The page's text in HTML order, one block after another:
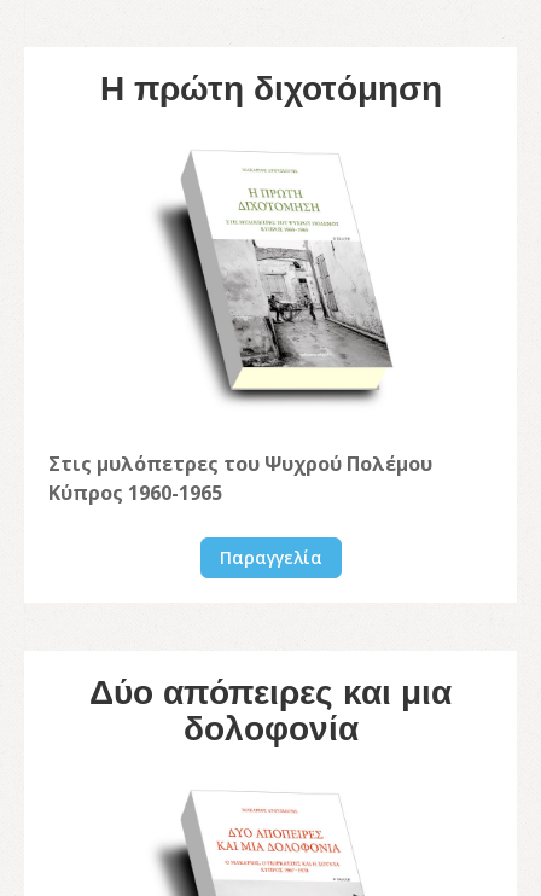
Η πρώτη διχοτόμηση
Στις μυλόπετρες του Ψυχρού Πολέμου
Κύπρος 1960-1965
Παραγγελία
Δύο απόπειρες και μια
δολοφονία